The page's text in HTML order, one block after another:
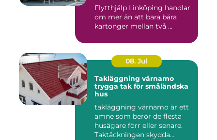
Flytthjälp Linköping handlar
om mer än att bara bära
kartonger mellan två ...
08. Jul
Takläggning värnamo
trygga tak för småländska
hus
takläggning värnamo är ett
ämne som berör de flesta
husägare förr eller senare.
Taktäckningen skydda...